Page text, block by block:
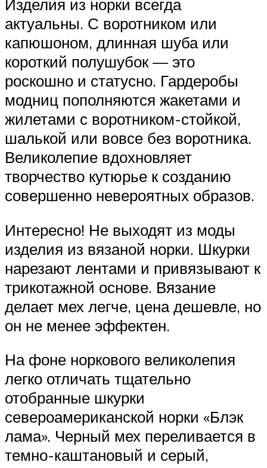
Изделия из норки всегда
актуальны. С воротником или
капюшоном, длинная шуба или
короткий полушубок — это
роскошно и статусно. Гардеробы
модниц пополняются жакетами и
жилетами с воротником-стойкой,
шалькой или вовсе без воротника.
Великолепие вдохновляет
творчество кутюрье к созданию
совершенно невероятных образов.
Интересно! Не выходят из моды
изделия из вязаной норки. Шкурки
нарезают лентами и привязывают к
трикотажной основе. Вязание
делает мех легче, цена дешевле, но
он не менее эффектен.
На фоне норкового великолепия
легко отличать тщательно
отобранные шкурки
североамериканской норки «Блэк
лама». Черный мех переливается в
темно-каштановый и серый,